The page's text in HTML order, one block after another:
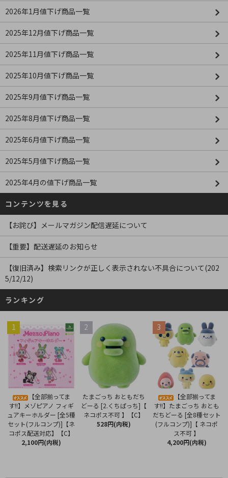
2026年1月値下げ商品一覧
2025年12月値下げ商品一覧
2025年11月値下げ商品一覧
2025年10月値下げ商品一覧
2025年9月値下げ商品一覧
2025年8月値下げ商品一覧
2025年6月値下げ商品一覧
2025年5月値下げ商品一覧
2025年4月の値下げ商品一覧
コンテンツを見る
【お詫び】メールマガジン配信遅延について
【重要】配送遅延のお知らせ
【復旧済み】検索リンクが正しく表示されない不具合について(202
5/12/12)
ランキング
1
【全部揃ってま
す!!】メゾピアノ フィギ
ュアキーホルダー [全5種
セット(フルコンプ)]【ネ
コポス配送対応】【C】
2,100円(内税)
2
たまごっち おともだち
どーる [2.くちぱっち]【
ネコポス不可 】【C】
528円(内税)
3
【全部揃ってま
す!!】たまごっち おとも
だちどーる [全8種セット
(フルコンプ)]【 ネコポ
ス不可 】
4,200円(内税)